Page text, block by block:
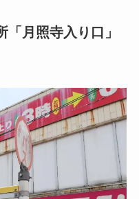
月照寺入り口」